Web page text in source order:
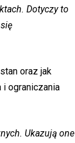
Dotyczy to
oraz jak
i ograniczania
Ukazują one